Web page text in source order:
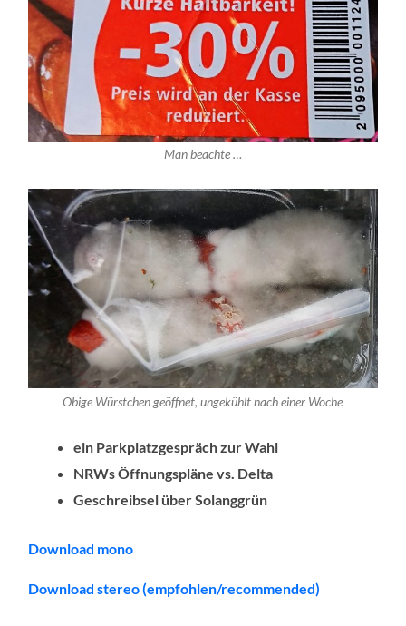
Man beachte …
Obige Würstchen geöffnet, ungekühlt nach einer Woche
ein Parkplatzgespräch zur Wahl
NRWs Öffnungspläne vs. Delta
Geschreibsel über Solanggrün
Download mono
Download stereo (empfohlen/recommended)